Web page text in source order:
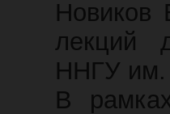
Новиков
лекций
ННГУ им.
В